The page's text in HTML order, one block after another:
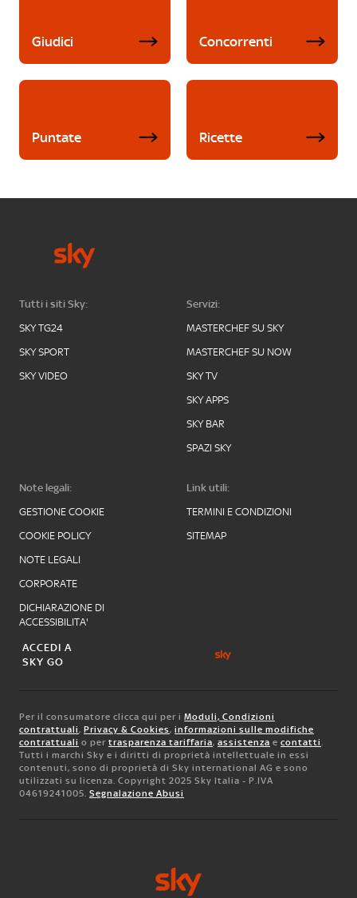
Giudici Concorrenti
Puntate Ricette
Tutti i siti Sky:
SKY TG24
SKY SPORT
SKY VIDEO
Servizi:
MASTERCHEF SU SKY
MASTERCHEF SU NOW
SKY TV
SKY APPS
SKY BAR
SPAZI SKY
Note legali:
GESTIONE COOKIE
COOKIE POLICY
NOTE LEGALI
CORPORATE
DICHIARAZIONE DI
ACCESSIBILITA'
Link utili:
TERMINI E CONDIZIONI
SITEMAP
ACCEDI A
SKY GO
Per il consumatore clicca qui per i Moduli, Condizioni
contrattuali, Privacy & Cookies, informazioni sulle modifiche
contrattuali o per trasparenza tariffaria, assistenza e contatti.
Tutti i marchi Sky e i diritti di proprietà intellettuale in essi
contenuti, sono di proprietà di Sky international AG e sono
utilizzati su licenza. Copyright 2025 Sky Italia - P.IVA
04619241005. Segnalazione Abusi